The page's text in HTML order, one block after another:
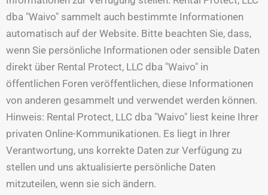
dba "Waivo" sammelt auch bestimmte Informationen
automatisch auf der Website. Bitte beachten Sie, dass,
wenn Sie persönliche Informationen oder sensible Daten
direkt über Rental Protect, LLC dba "Waivo" in
öffentlichen Foren veröffentlichen, diese Informationen
von anderen gesammelt und verwendet werden können.
Hinweis: Rental Protect, LLC dba "Waivo" liest keine Ihrer
privaten Online-Kommunikationen. Es liegt in Ihrer
Verantwortung, uns korrekte Daten zur Verfügung zu
stellen und uns aktualisierte persönliche Daten
mitzuteilen, wenn sie sich ändern.